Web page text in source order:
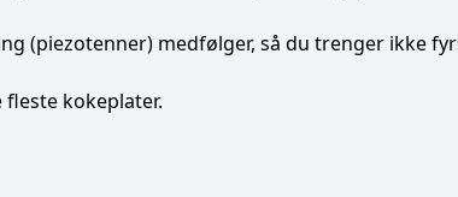
(piezotenner) medfølger, så du trenger ikke
kokeplater.